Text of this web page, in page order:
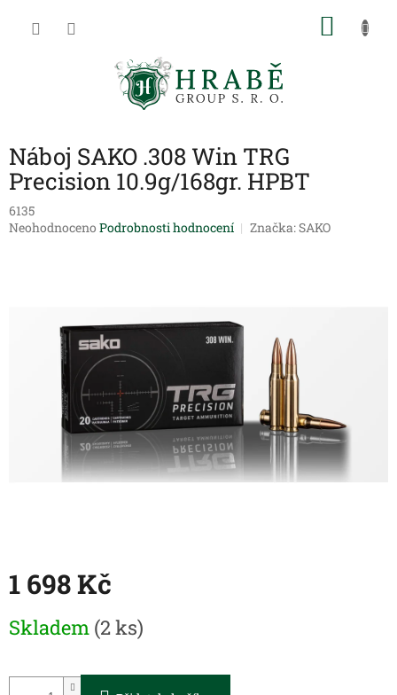
Náboj SAKO .308 Win TRG
Precision 10.9g/168gr. HPBT
6135
Průměrné
hvězdiček.
Neohodnoceno Podrobnosti hodnocení Značka:SAKO
1 698 Kč
cena:
Skladem (2 ks)